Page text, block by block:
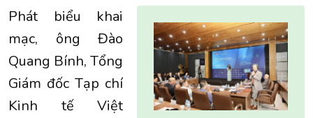
Phát biểu khai
mạc, ông Đào
Quang Bính, Tổng
Giám đốc Tạp chí
Kinh tế Việt